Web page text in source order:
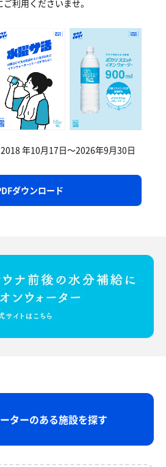
ご利用くださいませ。
年10月17日〜2026年9月30日
ダウンロード
ターのある施設を探す